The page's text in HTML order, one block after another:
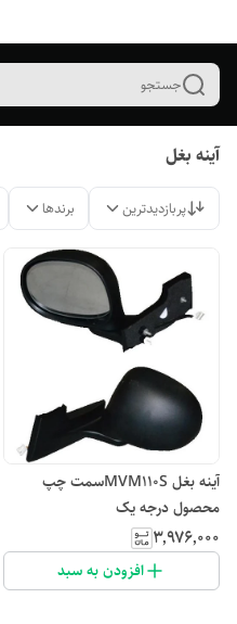
جستجو
آینه بغل
پربازدیدترین برندها
آینه بغل MVM110Sسمت چپ
محصول درجه یک
۳٬۹۷۶٬۰۰۰
افزودن به سبد